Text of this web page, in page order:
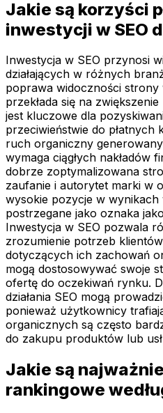
Jakie są korzyści
inwestycji w SEO
Inwestycja w SEO przynosi
działających w różnych
poprawa widoczności
przekłada się na
jest kluczowe dla
przeciwieństwie do płatnych
ruch organiczny
wymaga ciągłych nakładów
dobrze zoptymalizowana
zaufanie i autorytet marki w
wysokie pozycje w wynikach
postrzegane jako oznaka
Inwestycja w SEO pozwala
zrozumienie potrzeb
dotyczących ich zachowań
mogą dostosowywać swoje
ofertę do oczekiwań rynku.
działania SEO mogą
ponieważ użytkownicy
organicznych są często
do zakupu produktów lub
Jakie są
rankingowe